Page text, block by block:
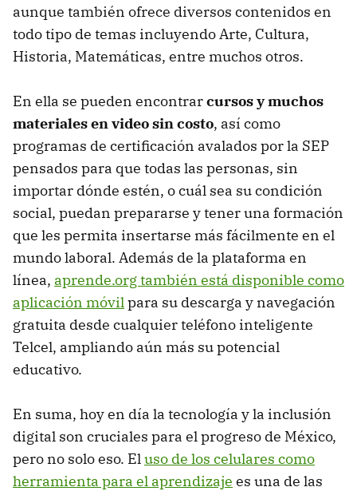
aunque también ofrece diversos contenidos en
todo tipo de temas incluyendo Arte, Cultura,
Historia, Matemáticas, entre muchos otros.
En ella se pueden encontrarcursos y muchos
materiales en video sin costo, así como
programas de certificación avalados por la SEP
pensados para que todas las personas, sin
importar dónde estén, o cuál sea su condición
social, puedan prepararse y tener una formación
que les permita insertarse más fácilmente en el
mundo laboral. Además de la plataforma en
línea, aprende.org también está disponible como
aplicación móvilpara su descarga y navegación
gratuita desde cualquier teléfono inteligente
Telcel, ampliando aún más su potencial
educativo.
En suma, hoy en día la tecnología y la inclusión
digital son cruciales para el progreso de México,
pero no solo eso. Eluso de los celulares como
herramienta para el aprendizaje es una de las